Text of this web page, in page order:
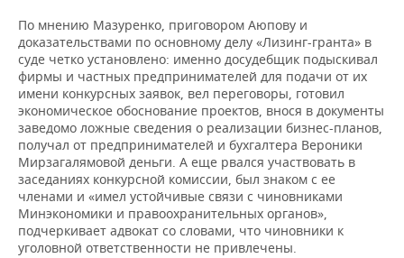
По мнению Мазуренко, приговором Аюпову и
доказательствами по основному делу «Лизинг-гранта» в
суде четко установлено: именно досудебщик подыскивал
фирмы и частных предпринимателей для подачи от их
имени конкурсных заявок, вел переговоры, готовил
экономическое обоснование проектов, внося в документы
заведомо ложные сведения о реализации бизнес-планов,
получал от предпринимателей и бухгалтера Вероники
Мирзагалямовой деньги. А еще рвался участвовать в
заседаниях конкурсной комиссии, был знаком с ее
членами и «имел устойчивые связи с чиновниками
Минэкономики и правоохранительных органов»,
подчеркивает адвокат со словами, что чиновники к
уголовной ответственности не привлечены.